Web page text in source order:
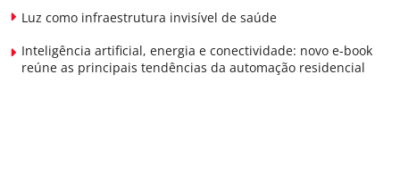
Luz como infraestrutura invisível de saúde
Inteligência artificial, energia e conectividade: novo e-book
reúne as principais tendências da automação residencial